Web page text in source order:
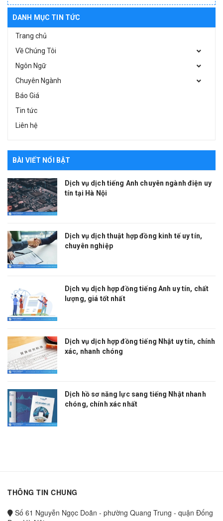
DANH MỤC TIN TỨC
Trang chủ
Về Chúng Tôi
Ngôn Ngữ
Chuyên Ngành
Báo Giá
Tin tức
Liên hệ
BÀI VIẾT NỔI BẬT
Dịch vụ dịch tiếng Anh chuyên ngành điện uy
tín tại Hà Nội
Dịch vụ dịch thuật hợp đồng kinh tế uy tín,
chuyên nghiệp
Dịch vụ dịch hợp đồng tiếng Anh uy tín, chất
lượng, giá tốt nhất
Dịch vụ dịch hợp đồng tiếng Nhật uy tín, chính
xác, nhanh chóng
Dịch hồ sơ năng lực sang tiếng Nhật nhanh
chóng, chính xác nhất
THÔNG TIN CHUNG
Số 61 Nguyễn Ngọc Doãn - phường Quang Trung - quận Đống